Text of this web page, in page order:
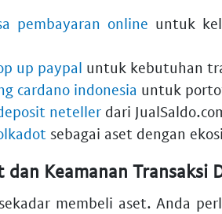
pembayaran online untuk
up paypal untuk kebutuhan
cardano indonesia untuk
neteller dari
sebagai aset dengan
dan Keamanan Transaksi
membeli aset. Anda